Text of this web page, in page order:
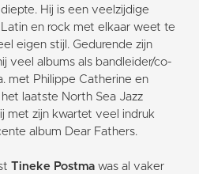
Hij is een veelzijdige
Latin en rock met elkaar weet te
eigen stijl. Gedurende zijn
veel albums als bandleider/co-
met Philippe Catherine en
laatste North Sea Jazz
met zijn kwartet veel indruk
album Dear Fathers.
Tineke Postma was al vaker